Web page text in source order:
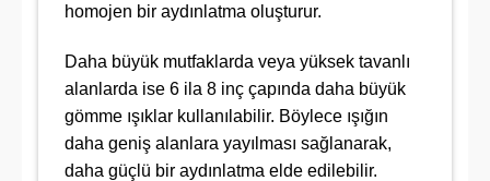
homojen bir aydınlatma oluşturur.
Daha büyük mutfaklarda veya yüksek tavanlı
alanlarda ise 6 ila 8 inç çapında daha büyük
gömme ışıklar kullanılabilir. Böylece ışığın
daha geniş alanlara yayılması sağlanarak,
daha güçlü bir aydınlatma elde edilebilir.